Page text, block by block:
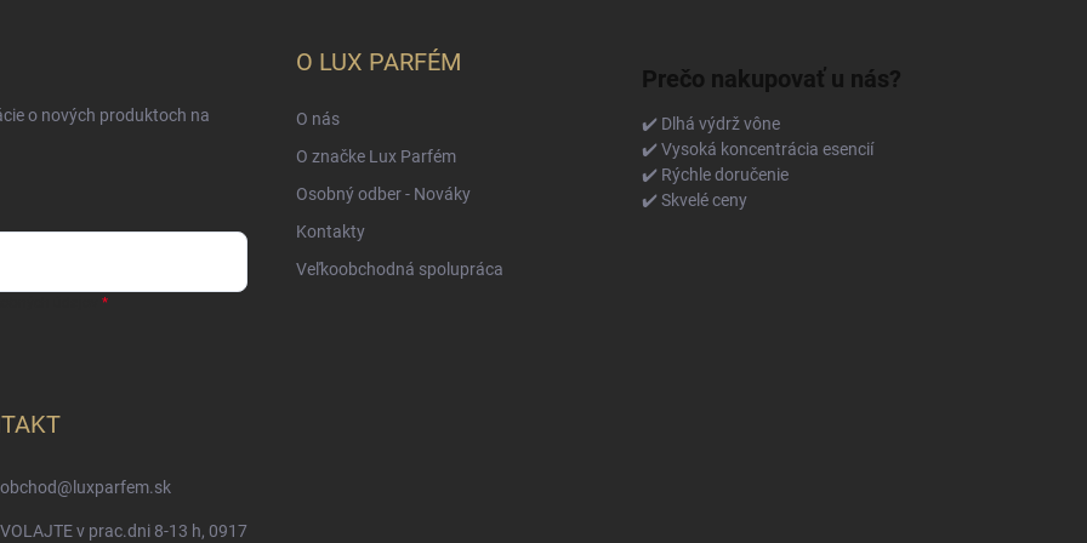
o nových produktoch na
O LUX PARFÉM
O nás
O značke Lux Parfém
Osobný odber - Nováky
Kontakty
Veľkoobchodná spolupráca
Prečo nakupovať u nás?
✔️ Dlhá výdrž vône
✔️ Vysoká koncentrácia esencií
✔️ Rýchle doručenie
✔️ Skvelé ceny
obchod@ luxparfem.sk
VOLAJTE v prac.dni 8-13 h, 0917